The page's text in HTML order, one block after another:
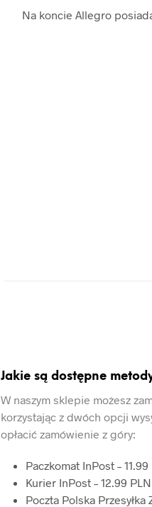
Na koncie Allegro
Jakie są dostępne
W naszym sklepie możesz
korzystając z dwóch opcji
opłacić zamówienie z góry:
Paczkomat InPost – 11.99
Kurier InPost – 12.99 PLN
Poczta Polska